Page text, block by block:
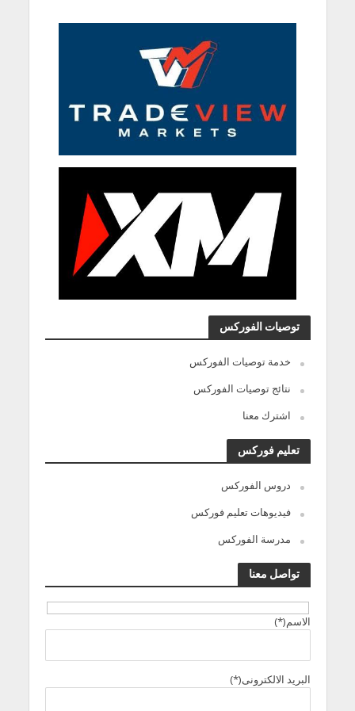
توصيات الفوركس
خدمة توصيات الفوركس
نتائج توصيات الفوركس
اشترك معنا
تعليم فوركس
دروس الفوركس
فيديوهات تعليم فوركس
مدرسة الفوركس
تواصل معنا
الاسم(*)
البريد الالكترونى(*)